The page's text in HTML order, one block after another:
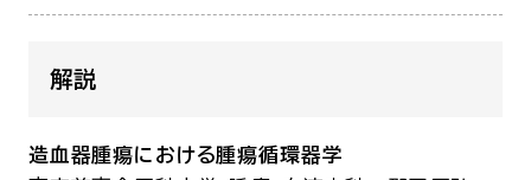
解説
造血器腫瘍における腫瘍循環器学